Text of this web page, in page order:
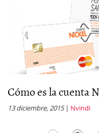
Cómo es la cuenta
13 diciembre, 2015| Nvindi